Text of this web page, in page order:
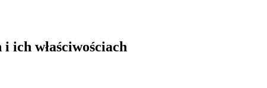
ich właściwościach